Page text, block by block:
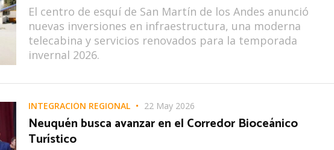
El centro de esquí de San Martín de los Andes anunció
nuevas inversiones en infraestructura, una moderna
telecabina y servicios renovados para la temporada
invernal 2026.
INTEGRACIÓN REGIONAL 22 May 2026
Neuquén busca avanzar en el Corredor Bioceánico
Turístico